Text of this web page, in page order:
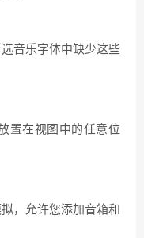
音乐字体中缺少这些
置在视图中的任意位
，允许您添加音箱和